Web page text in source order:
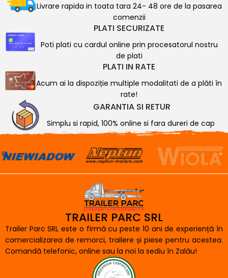
Livrare rapida in toata tara 24- 48 ore de la pasarea
comenzii
PLATI SECURIZATE
Poti plati cu cardul online prin procesatorul nostru
de plati
PLATI IN RATE
Acum ai la dispoziție multiple modalitati de a plăti în
rate!
GARANTIA SI RETUR
Simplu si rapid, 100% online si fara dureri de cap
TRAILER PARC SRL
Trailer Parc SRL este o firmă cu peste 10 ani de experiență în
comercializarea de remorci, trailere și piese pentru acestea.
Comandă telefonic, online sau la noi la sediu în Zalău!